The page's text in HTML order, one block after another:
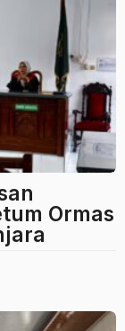
Ormas